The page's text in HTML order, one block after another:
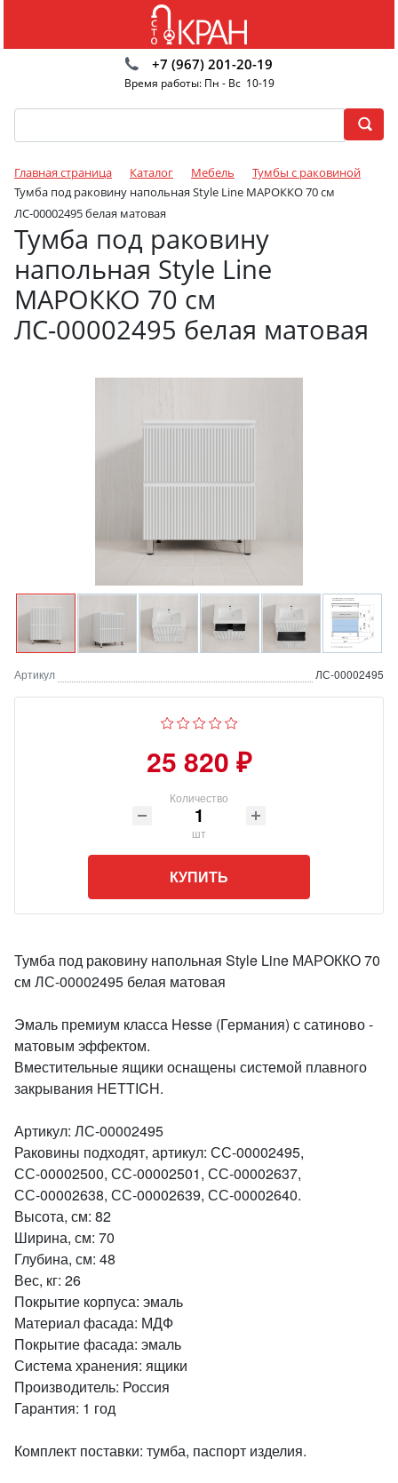
+7 (967) 201-20-19
Время работы: Пн - Вс 10-19
Главная страница Каталог Мебель
Тумбы с раковиной
Тумба под раковину напольная Style Line МАРОККО 70 см
ЛС-00002495 белая матовая
Тумба под раковину
напольная Style Line
МАРОККО 70 см
ЛС-00002495 белая матовая
Артикул ЛС-00002495
25 820 ₽
Количество
шт
КУПИТЬ
Тумба под раковину напольная Style Line МАРОККО 70
см ЛС-00002495 белая матовая
Эмаль премиум класса Hesse (Германия) с сатиново -
матовым эффектом.
Вместительные ящики оснащены системой плавного
закрывания HETTICH.
Артикул: ЛС-00002495
Раковины подходят, артикул: СС-00002495,
СС-00002500, СС-00002501, СС-00002637,
СС-00002638, СС-00002639, СС-00002640.
Высота, см: 82
Ширина, см: 70
Глубина, см: 48
Вес, кг: 26
Покрытие корпуса: эмаль
Материал фасада: МДФ
Покрытие фасада: эмаль
Система хранения: ящики
Производитель: Россия
Гарантия: 1 год
Комплект поставки: тумба, паспорт изделия.